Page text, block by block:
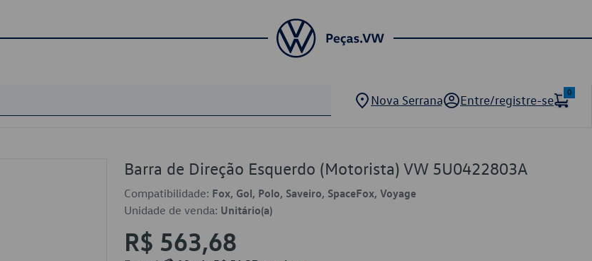
Nova Serrana Entre/registre-se
0
Barra de Direção Esquerdo (Motorista) VW 5U0422803A
Compatibilidade: Fox, Gol, Polo, Saveiro, SpaceFox, Voyage
Unidade de venda: Unitário(a)
R$ 563,68